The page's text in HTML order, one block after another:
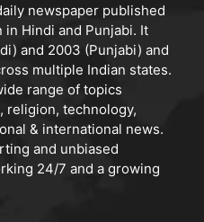
newspaper published
in Hindi and Punjabi. It
and 2003 (Punjabi) and
multiple Indian states.
range of topics
religion, technology,
& international news.
and unbiased
24/7 and a growing